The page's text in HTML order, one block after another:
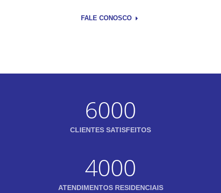
FALE CONOSCO
6000
CLIENTES SATISFEITOS
4000
ATENDIMENTOS RESIDENCIAIS